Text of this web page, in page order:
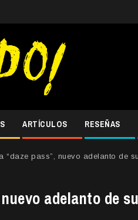
ARTÍCULOS RESEÑAS
“daze pass”, nuevo adelanto de
adelanto de